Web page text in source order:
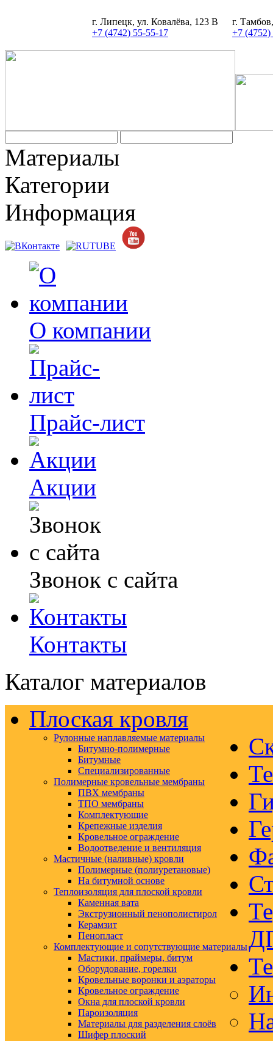
г. Липецк, ул. Ковалёва, 123 В
+7 (4742) 55-55-17
г.
+7 (4752)
Материалы
Категории
Информация
О компании
Прайс-лист
Акции
Звонок с сайта
Контакты
Каталог материалов
Плоская кровля
Рулонные наплавляемые материалы
Битумно-полимерные
Битумные
Специализированные
Полимерные кровельные мембраны
ПВХ мембраны
ТПО мембраны
Комплектующие
Крепежные изделия
Кровельное ограждение
Водоотведение и вентиляция
Мастичные (наливные) кровли
Полимерные (полиуретановые)
На битумной основе
Теплоизоляция для плоской кровли
Каменная вата
Экструзионный пенополистирол
Керамзит
Пенопласт
Комплектующие и сопутствующие материалы
Мастики, праймеры, битум
Оборудование, горелки
Кровельные воронки и аэраторы
Кровельное ограждение
Окна для плоской кровли
Пароизоляция
Материалы для разделения слоёв
Шифер плоский